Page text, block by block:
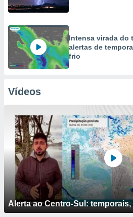
Intensa virada do
alertas de
frio
Vídeos
Alerta ao Centro-Sul: